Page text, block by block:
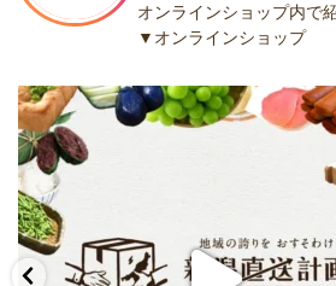
オンラインショップ内で
▼オンラインショップ